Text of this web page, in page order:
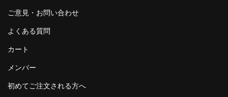
ご意見・お問い合わせ
よくある質問
カート
メンバー
初めてご注文される方へ